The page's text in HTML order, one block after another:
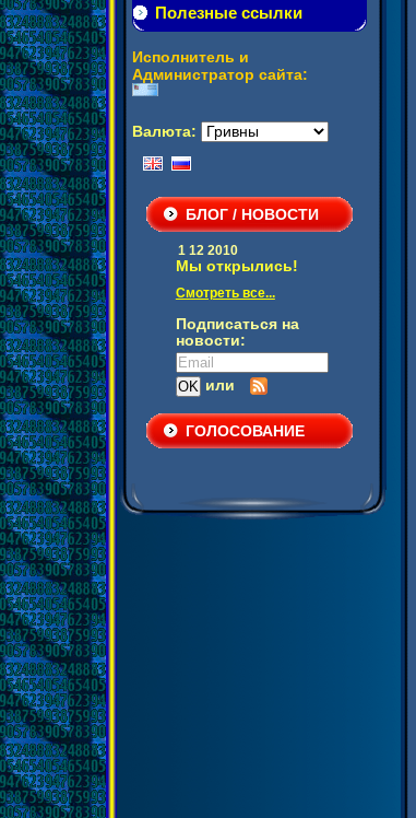
Полезные ссылки
Исполнитель и
Администратор сайта:
Валюта:
БЛОГ / НОВОСТИ
1 12 2010
Мы открылись!
Смотреть все...
Подписаться на
новости:
или
ГОЛОСОВАНИЕ